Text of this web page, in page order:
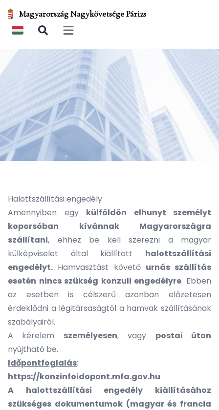
Magyarország Nagykövetsége Párizs
Open main menu
Halottszállítási engedély
Amennyiben egy külföldön elhunyt személyt
koporsóban kívánnak Magyarországra
szállítani, ehhez be kell szerezni a magyar
külképviselet által kiállított halottszállítási
engedélyt. Hamvasztást követő urnás szállítás
esetén nincs szükség konzuli engedélyre. Ebben
az esetben is célszerű azonban előzetesen
érdeklődni a légitársaságtól a hamvak szállításának
szabályairól.
A kérelem személyesen, vagy postai úton
nyújtható be.
Időpontfoglalás:
https://konzinfoidopont.mfa.gov.hu
A halottszállítási engedély kiállításához
szükséges dokumentumok (magyar és francia